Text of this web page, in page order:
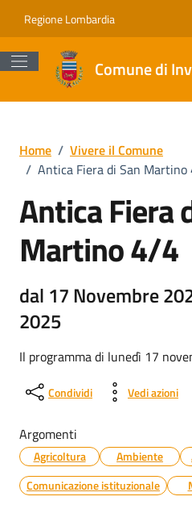
Regione Lombardia
Comune di
Home / Vivere il Comune
/ Antica Fiera di San
Antica Fiera
Martino 4/4
dal 17 Novembre
2025
Il programma di lunedì 17
Condividi Vedi azioni
Argomenti
Agricoltura Ambiente
Comunicazione istituzionale